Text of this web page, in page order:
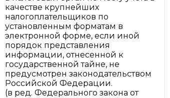
качестве крупнейших
налогоплательщиков по
установленным форматам в
электронной форме, если иной
порядок представления
информации, отнесенной к
государственной тайне, не
предусмотрен законодательством
Российской Федерации.
(в ред. Федерального закона от